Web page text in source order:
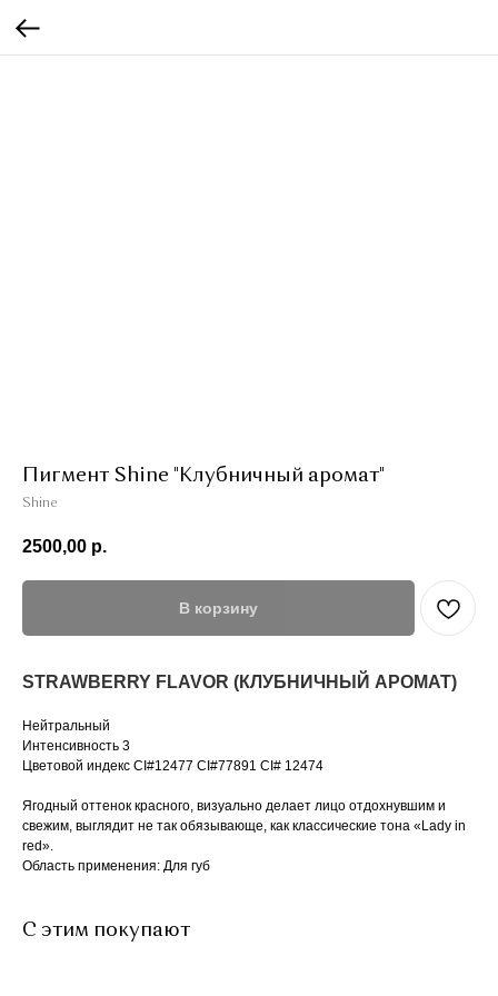
Пигмент Shine "Клубничный аромат"
Shine
2500,00 р.
В корзину
STRAWBERRY FLAVOR (КЛУБНИЧНЫЙ АРОМАТ)
Нейтральный
Интенсивность 3
Цветовой индекс CI#12477 CI#77891 CI# 12474
Ягодный оттенок красного, визуально делает лицо отдохнувшим и
свежим, выглядит не так обязывающе, как классические тона «Lady in
red».
Область применения: Для губ
С этим покупают